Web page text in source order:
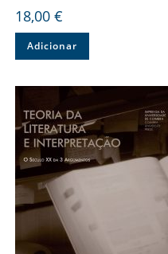
18,00 €
Adicionar